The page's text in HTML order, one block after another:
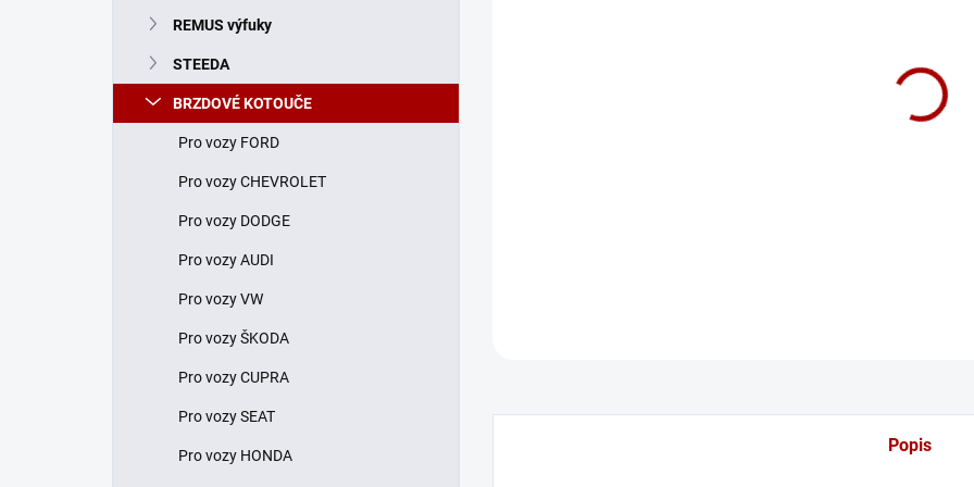
a
e
REMUS výfuky
STEEDA
BRZDOVÉ KOTOUČE
Pro vozy FORD
Pro vozy CHEVROLET
Pro vozy DODGE
Pro vozy AUDI
Pro vozy VW
Pro vozy ŠKODA
Pro vozy CUPRA
Pro vozy SEAT
Pro vozy HONDA Popis